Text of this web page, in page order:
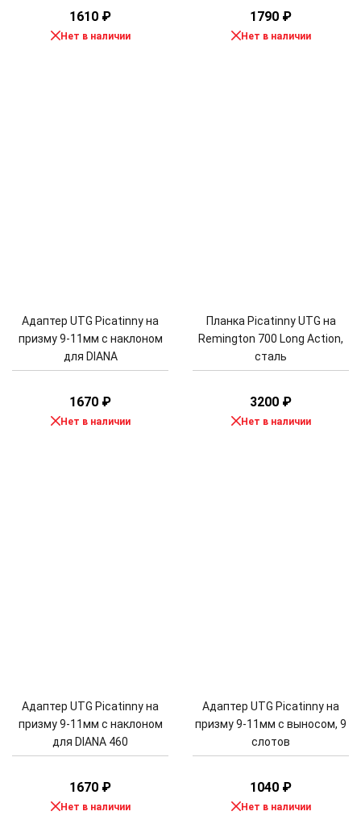
1610 ₽
Нет в наличии
1790 ₽
Нет в наличии
Адаптер UTG Picatinny на
призму 9-11мм с наклоном
для DIANA
1670 ₽
Нет в наличии
Планка Picatinny UTG на
Remington 700 Long Action,
сталь
3200 ₽
Нет в наличии
Адаптер UTG Picatinny на
призму 9-11мм с наклоном
для DIANA 460
1670 ₽
Нет в наличии
Адаптер UTG Picatinny на
призму 9-11мм с выносом, 9
слотов
1040 ₽
Нет в наличии